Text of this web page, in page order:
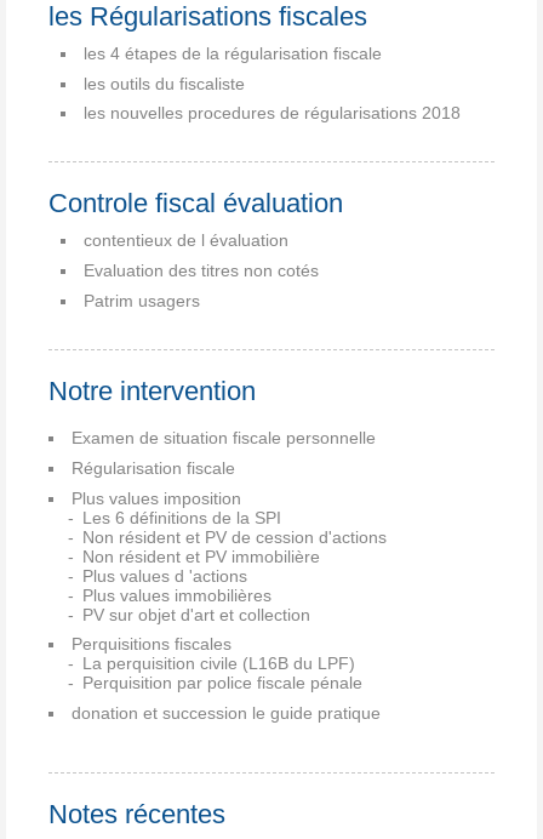
les Régularisations fiscales
les 4 étapes de la régularisation fiscale
les outils du fiscaliste
les nouvelles procedures de régularisations 2018
Controle fiscal évaluation
contentieux de l évaluation
Evaluation des titres non cotés
Patrim usagers
Notre intervention
Examen de situation fiscale personnelle
Régularisation fiscale
Plus values imposition
Les 6 définitions de la SPI
Non résident et PV de cession d'actions
Non résident et PV immobilière
Plus values d 'actions
Plus values immobilières
PV sur objet d'art et collection
Perquisitions fiscales
La perquisition civile (L16B du LPF)
Perquisition par police fiscale pénale
donation et succession le guide pratique
Notes récentes